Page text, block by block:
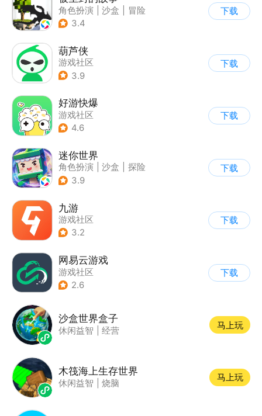
角色扮演 沙盒
冒险
| 开放世界
3.4
下载
葫芦侠
游戏社区
3.9
下载
好游快爆
游戏社区
4.6
下载
迷你世界
角色扮演 沙盒
探险
| 我的世界
3.9
下载
九游
游戏社区
3.2
下载
网易云游戏
游戏社区
2.6
下载
沙盒世界盒子
休闲益智 经营
马上玩
木筏海上生存世界
休闲益智 烧脑
马上玩